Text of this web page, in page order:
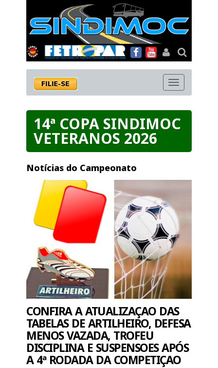
MENU
14ª COPA SINDIMOC
VETERANOS 2026
Notícias do Campeonato
CONFIRA A ATUALIZAÇAO DAS
TABELAS DE ARTILHEIRO, DEFESA
MENOS VAZADA, TROFEU
DISCIPLINA E SUSPENSOES APÓS
A 4ª RODADA DA COMPETIÇAO